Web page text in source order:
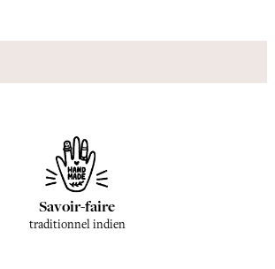
Savoir-faire
traditionnel indien